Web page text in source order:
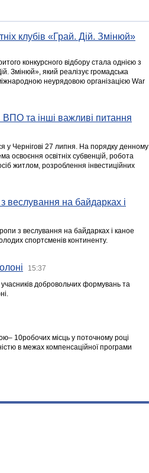
клубів «Грай. Дій. Змінюй»
конкурсного відбору стала однією з
Змінюй», який реалізує громадська
неурядовою організацією War
ВПО та інші важливі питання
у Чернігові 27 липня. На порядку денному
освоєння освітніх субвенцій, робота
житлом, розроблення інвестиційних
на байдарках і
з веслування на байдарках і каное
спортсменів континенту.
15:37
добровольчих формувань та
10робочих місць у поточному році
в межах компенсаційної програми